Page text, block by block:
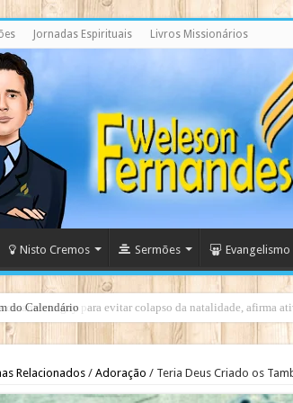
Jornadas Espirituais Livros Missionários
Nisto Cremos Sermões Evangelismo
casamento gay para evitar colapso da natalidade, afirma
Relacionados / Adoração / Teria Deus Criado os